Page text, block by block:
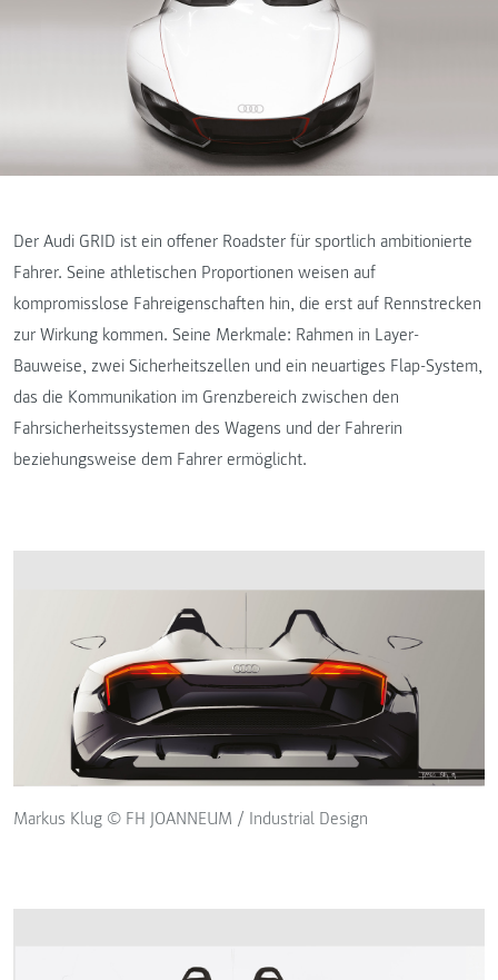
Der Audi GRID ist ein offener Roadster für sportlich ambitionierte
Fahrer. Seine athletischen Proportionen weisen auf
kompromisslose Fahreigenschaften hin, die erst auf Rennstrecken
zur Wirkung kommen. Seine Merkmale: Rahmen in Layer-
Bauweise, zwei Sicherheitszellen und ein neuartiges Flap-System,
das die Kommunikation im Grenzbereich zwischen den
Fahrsicherheitssystemen des Wagens und der Fahrerin
beziehungsweise dem Fahrer ermöglicht.
Markus Klug © FH JOANNEUM / Industrial Design